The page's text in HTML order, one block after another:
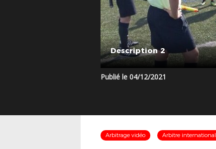
Description 3
Publié le 04/12/2021
Arbitrage vidéo Arbitre international